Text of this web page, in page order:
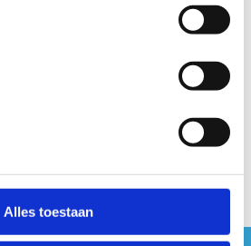
Alles toestaan